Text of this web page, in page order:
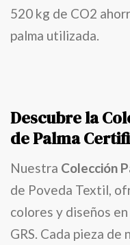
520 kg de CO2
palma utilizada.
Descubre la
de Palma
Nuestra Colección
de Poveda Textil,
colores y diseños
GRS. Cada pieza